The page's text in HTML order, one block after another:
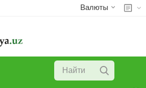
Валюты